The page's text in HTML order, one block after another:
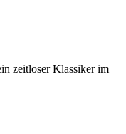
zeitloser Klassiker im